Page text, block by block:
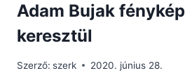
Adam Bujak
keresztül
Szerző: szerk 2020. június 28.